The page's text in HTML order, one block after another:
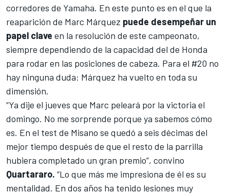
corredores de Yamaha. En este punto es en el que la
reaparición de Marc Márquez puede desempeñar un
papel clave en la resolución de este campeonato,
siempre dependiendo de la capacidad del de Honda
para rodar en las posiciones de cabeza. Para el #20 no
hay ninguna duda: Márquez ha vuelto en toda su
dimensión.
“Ya dije el jueves que Marc peleará por la victoria el
domingo. No me sorprende porque ya sabemos cómo
es. En el test de Misano se quedó a seis décimas del
mejor tiempo después de que el resto de la parrilla
hubiera completado un gran premio”, convino
Quartararo. “Lo que más me impresiona de él es su
mentalidad. En dos años ha tenido lesiones muy